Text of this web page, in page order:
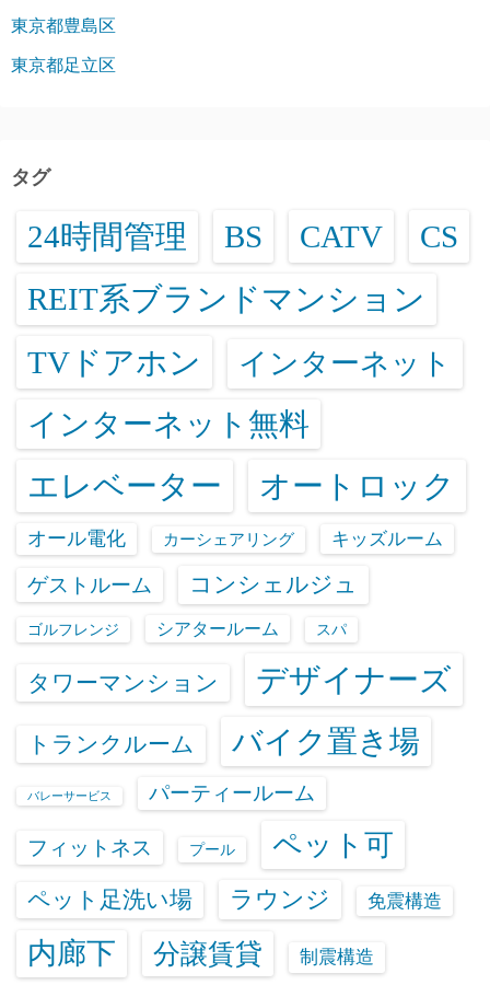
東京都豊島区
東京都足立区
タグ
24時間管理 BS CATV CS
REIT系ブランドマンション
TVドアホン インターネット
インターネット無料
エレベーター オートロック
オール電化 カーシェアリング キッズルーム
ゲストルーム コンシェルジュ
ゴルフレンジ シアタールーム スパ
タワーマンション デザイナーズ
トランクルーム バイク置き場
バレーサービス パーティールーム
フィットネス プール ペット可
ペット足洗い場 ラウンジ 免震構造
内廊下 分譲賃貸 制震構造